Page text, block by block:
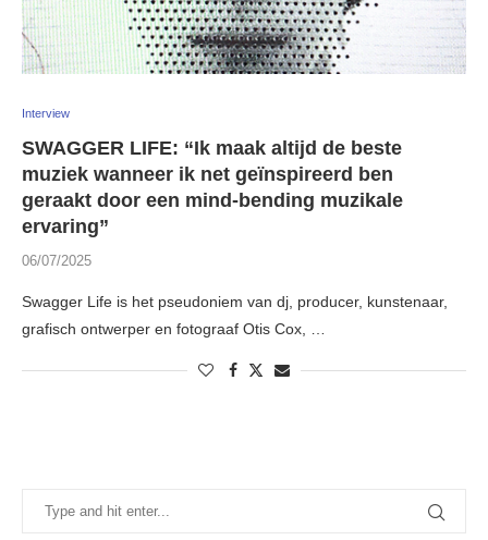
Interview
SWAGGER LIFE: “Ik maak altijd de beste
muziek wanneer ik net geïnspireerd ben
geraakt door een mind-bending muzikale
ervaring”
06/07/2025
Swagger Life is het pseudoniem van dj, producer, kunstenaar,
grafisch ontwerper en fotograaf Otis Cox, …